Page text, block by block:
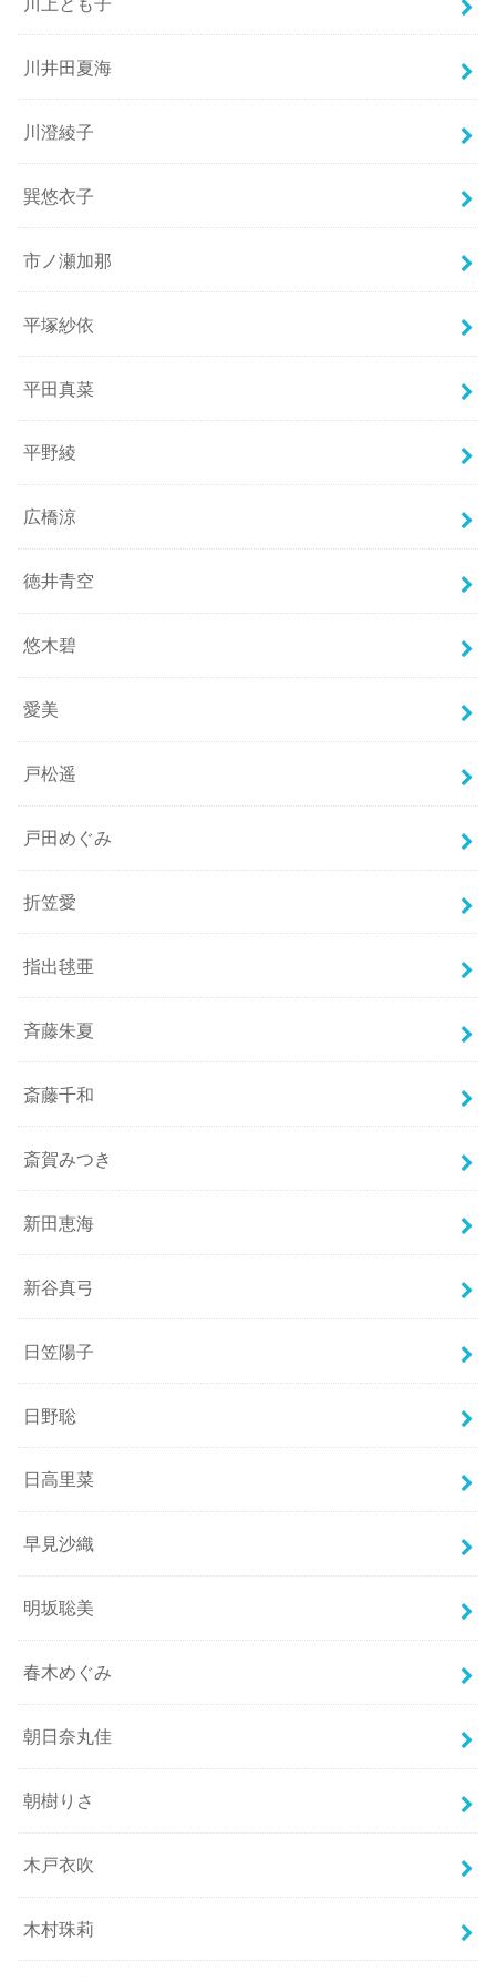
川井田夏海
川澄綾子
巽悠衣子
市ノ瀬加那
平塚紗依
平田真菜
平野綾
広橋涼
徳井青空
悠木碧
愛美
戸松遥
戸田めぐみ
折笠愛
指出毬亜
斉藤朱夏
斎藤千和
斎賀みつき
新田恵海
新谷真弓
日笠陽子
日野聡
日高里菜
早見沙織
明坂聡美
春木めぐみ
朝日奈丸佳
朝樹りさ
木戸衣吹
木村珠莉